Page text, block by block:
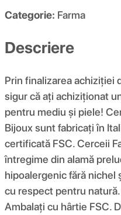
Categorie: Farma
Descriere
Prin finalizarea achiziției
sigur că ați achiziționat
pentru mediu și piele!
Bijoux sunt fabricați în
certificată FSC. Cerceii
întregime din alamă
hipoalergenic fără nichel
cu respect pentru
Ambalați cu hârtie FSC.